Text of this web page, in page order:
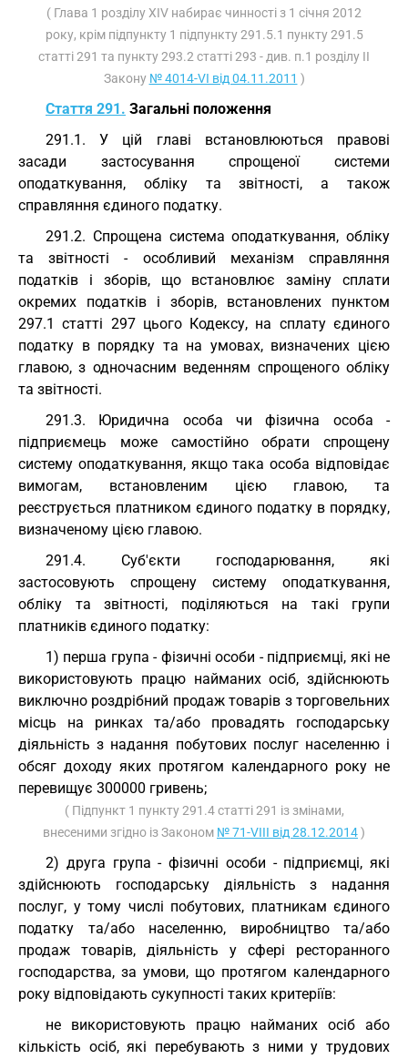
( Глава 1 розділу XIV набирає чинності з 1 січня 2012
року, крім підпункту 1 підпункту 291.5.1 пункту 291.5
статті 291 та пункту 293.2 статті 293 - див. п.1 розділу II
Закону № 4014-VI від 04.11.2011 )
Стаття 291. Загальні положення
291.1. У цій главі встановлюються правові
засади застосування спрощеної системи
оподаткування, обліку та звітності, а також
справляння єдиного податку.
291.2. Спрощена система оподаткування, обліку
та звітності - особливий механізм справляння
податків і зборів, що встановлює заміну сплати
окремих податків і зборів, встановлених пунктом
297.1 статті 297 цього Кодексу, на сплату єдиного
податку в порядку та на умовах, визначених цією
главою, з одночасним веденням спрощеного обліку
та звітності.
291.3. Юридична особа чи фізична особа -
підприємець може самостійно обрати спрощену
систему оподаткування, якщо така особа відповідає
вимогам, встановленим цією главою, та
реєструється платником єдиного податку в порядку,
визначеному цією главою.
291.4. Суб'єкти господарювання, які
застосовують спрощену систему оподаткування,
обліку та звітності, поділяються на такі групи
платників єдиного податку:
1) перша група - фізичні особи - підприємці, які не
використовують працю найманих осіб, здійснюють
виключно роздрібний продаж товарів з торговельних
місць на ринках та/або провадять господарську
діяльність з надання побутових послуг населенню і
обсяг доходу яких протягом календарного року не
перевищує 300000 гривень;
( Підпункт 1 пункту 291.4 статті 291 із змінами,
внесеними згідно із Законом № 71-VIII від 28.12.2014)
2) друга група - фізичні особи - підприємці, які
здійснюють господарську діяльність з надання
послуг, у тому числі побутових, платникам єдиного
податку та/або населенню, виробництво та/або
продаж товарів, діяльність у сфері ресторанного
господарства, за умови, що протягом календарного
року відповідають сукупності таких критеріїв:
не використовують працю найманих осіб або
кількість осіб, які перебувають з ними у трудових